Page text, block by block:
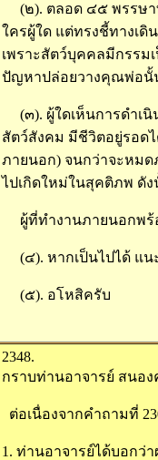
(๒). ตลอด ๔๕ พรรษา
ใครผู้ใด แต่ทรงชี้ทางเดิ
เพราะสัตว์บุคคลมีกรรม
ปัญหาปล่อยวางคุณพ่อนั้
(๓). ผู้ใดเห็นการดำเนิ
สัตว์สังคม มีชีวิตอยู่รอด
ภายนอก) จนกว่าจะหมด
ไปเกิดใหม่ในสุคติภพ ดัง
ผู้ที่ทำงานภายนอกพร้อ
(๔). หากเป็นไปได้ แน
(๕). อโหสิครับ
2348.
กราบท่านอาจารย์ สนอ
ต่อเนื่องจากคำถามที่
1. ท่านอาจารย์ได้บอกว่